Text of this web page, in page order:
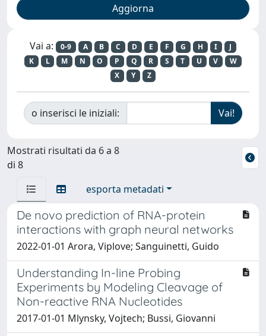
Vai a: 0-9 A B C D E F G H I
J
K
L M N O P Q R S T U V
W
X
Y Z
o inserisci le iniziali:
Mostrati risultati da 6 a 8
di 8
esporta metadati
De novo prediction of RNA-protein
interactions with graph neural networks
2022-01-01 Arora, Viplove; Sanguinetti, Guido
Understanding In-line Probing
Experiments by Modeling Cleavage of
Non-reactive RNA Nucleotides
2017-01-01 Mlynsky, Vojtech; Bussi, Giovanni